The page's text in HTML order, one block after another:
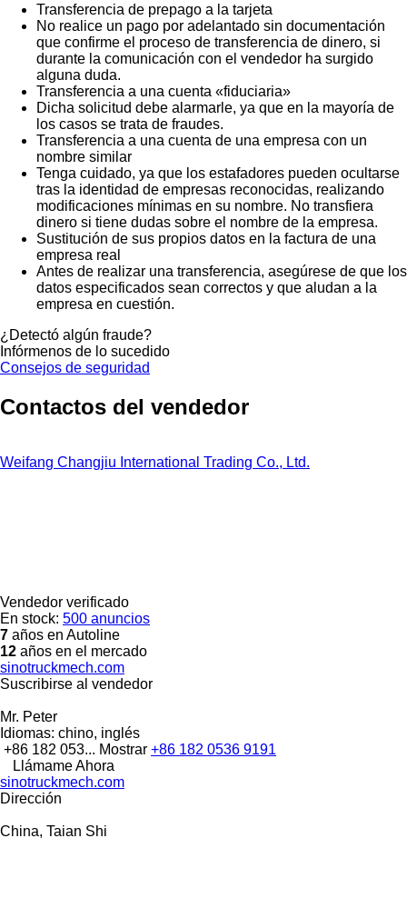
Transferencia de prepago a la tarjeta
No realice un pago por adelantado sin documentación
que confirme el proceso de transferencia de dinero, si
durante la comunicación con el vendedor ha surgido
alguna duda.
Transferencia a una cuenta «fiduciaria»
Dicha solicitud debe alarmarle, ya que en la mayoría de
los casos se trata de fraudes.
Transferencia a una cuenta de una empresa con un
nombre similar
Tenga cuidado, ya que los estafadores pueden ocultarse
tras la identidad de empresas reconocidas, realizando
modificaciones mínimas en su nombre. No transfiera
dinero si tiene dudas sobre el nombre de la empresa.
Sustitución de sus propios datos en la factura de una
empresa real
Antes de realizar una transferencia, asegúrese de que los
datos especificados sean correctos y que aludan a la
empresa en cuestión.
¿Detectó algún fraude?
Infórmenos de lo sucedido
Consejos de seguridad
Contactos del vendedor
Weifang Changjiu International Trading Co., Ltd.
Vendedor verificado
En stock: 500 anuncios
7 años en Autoline
12 años en el mercado
sinotruckmech.com
Suscribirse al vendedor
Mr. Peter
Idiomas: chino, inglés
+86 182 053... Mostrar +86 182 0536 9191
Llámame Ahora
sinotruckmech.com
Dirección
China, Taian Shi